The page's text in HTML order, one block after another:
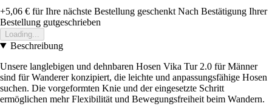
+5,06 € für Ihre nächste Bestellung geschenkt Nach Bestätigung Ihrer
Bestellung gutgeschrieben
Loading...
Beschreibung
Unsere langlebigen und dehnbaren Hosen Vika Tur 2.0 für Männer
sind für Wanderer konzipiert, die leichte und anpassungsfähige Hosen
suchen. Die vorgeformten Knie und der eingesetzte Schritt
ermöglichen mehr Flexibilität und Bewegungsfreiheit beim Wandern.